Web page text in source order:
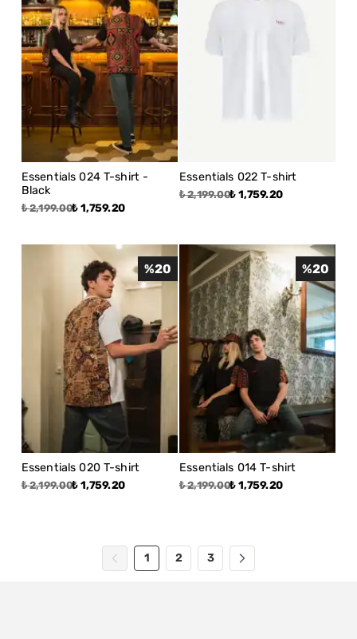
Essentials 024 T-shirt -
Black
₺ 2,199.00₺ 1,759.20
Essentials 022 T-shirt
₺ 2,199.00₺ 1,759.20
Essentials 020 T-shirt
₺ 2,199.00₺ 1,759.20
%20
Essentials 014 T-shirt
₺ 2,199.00₺ 1,759.20
%20
1 2 3